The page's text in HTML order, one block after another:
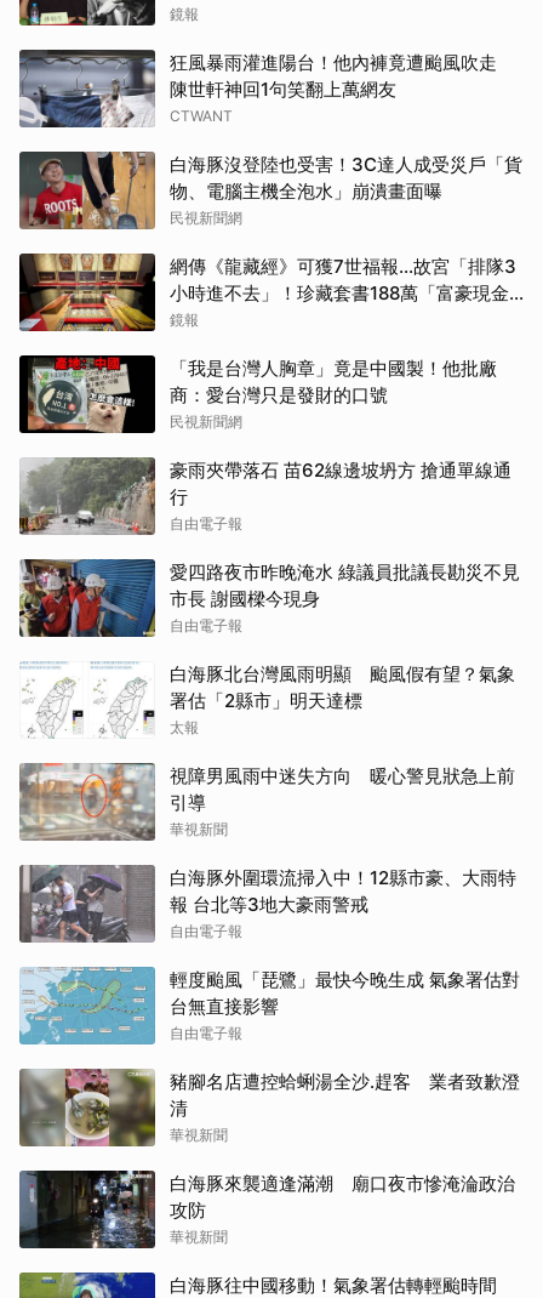
鏡報
狂風暴雨灌進陽台！他內褲竟遭颱風吹走
陳世軒神回1句笑翻上萬網友
CTWANT
白海豚沒登陸也受害！3C達人成受災戶「貨
物、電腦主機全泡水」崩潰畫面曝
民視新聞網
網傳《龍藏經》可獲7世福報…故宮「排隊3
小時進不去」！珍藏套書188萬「富豪現金
買走」
鏡報
「我是台灣人胸章」竟是中國製！他批廠
商：愛台灣只是發財的口號
民視新聞網
豪雨夾帶落石 苗62線邊坡坍方 搶通單線通
行
自由電子報
愛四路夜市昨晚淹水 綠議員批議長勘災不見
市長 謝國樑今現身
自由電子報
白海豚北台灣風雨明顯 颱風假有望？氣象
署估「2縣市」明天達標
太報
視障男風雨中迷失方向 暖心警見狀急上前
引導
華視新聞
白海豚外圍環流掃入中！12縣市豪、大雨特
報 台北等3地大豪雨警戒
自由電子報
輕度颱風「琵鷺」最快今晚生成 氣象署估對
台無直接影響
自由電子報
豬腳名店遭控蛤蜊湯全沙.趕客 業者致歉澄
清
華視新聞
白海豚來襲適逢滿潮 廟口夜市慘淹淪政治
攻防
華視新聞
白海豚往中國移動！氣象署估轉輕颱時間